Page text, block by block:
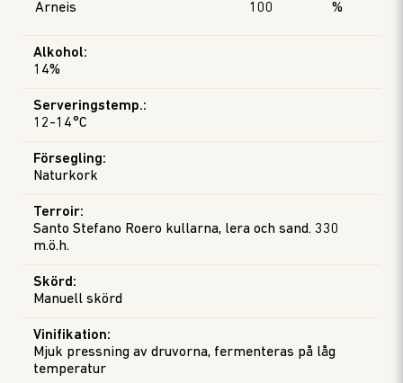
Arneis
100 %
Alkohol:
14%
Serveringstemp.:
12-14°C
Försegling:
Naturkork
Terroir:
Santo Stefano Roero kullarna, lera och sand. 330
m.ö.h.
Skörd :
Manuell skörd
Vinifikation:
Mjuk pressning av druvorna, fermenteras på låg
temperatur